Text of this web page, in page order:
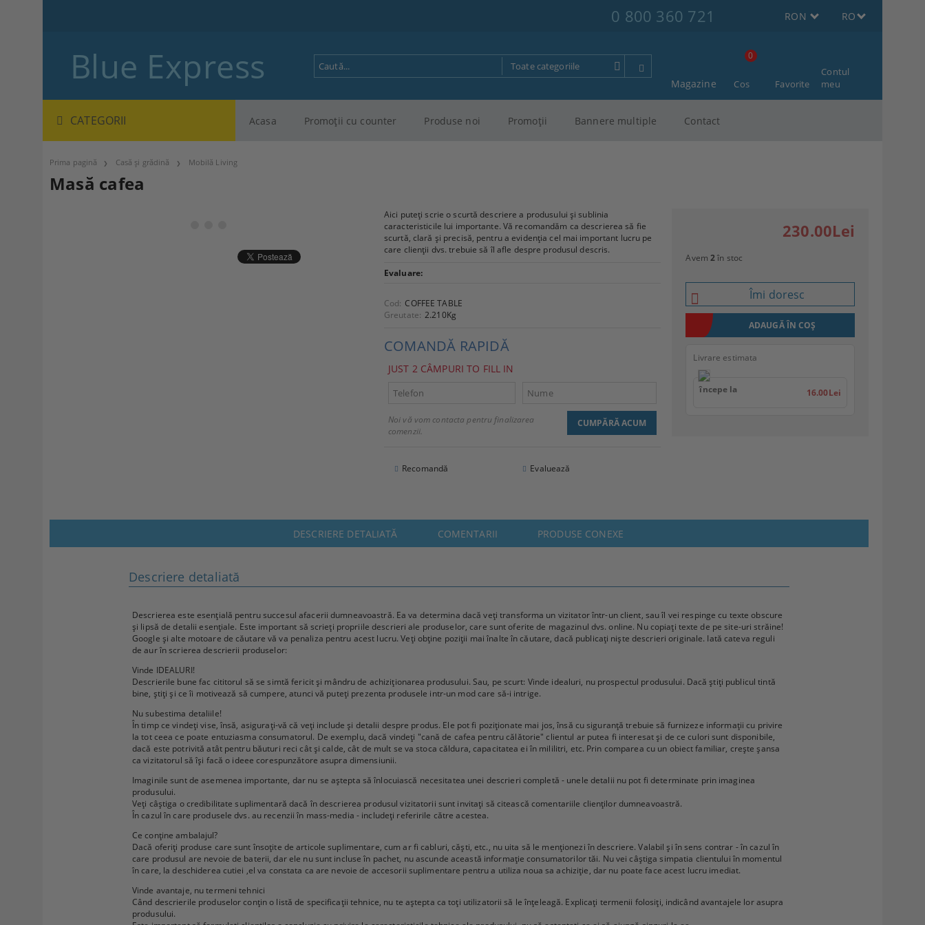
0 800 360 721 RON RO
Blue Express Magazine Cos
0
Favorite
Contul
meu
CATEGORII Acasa Promoţii cu counter Produse noi Promoţii Bannere multiple Contact
Prima pagină Casă și grădină Mobilă Living
Masă cafea
Aici puteți scrie o scurtă descriere a produsului și sublinia
caracteristicile lui importante. Vă recomandăm ca descrierea să fie
scurtă, clară și precisă, pentru a evidenția cel mai important lucru pe
care clienții dvs. trebuie să îl afle despre produsul descris.
Evaluare:
Cod: COFFEE TABLE
Greutate: 2.210Kg
COMANDĂ RAPIDĂ
JUST 2 CÂMPURI TO FILL IN
Noi vă vom contacta pentru finalizarea
comenzii.
Recomandă Evaluează
230.00Lei
Avem 2în stoc
Îmi doresc
Livrare estimata
începe la 16.00Lei
DESCRIERE DETALIATĂ COMENTARII PRODUSE CONEXE
Descriere detaliată
Descrierea este esențială pentru succesul afacerii dumneavoastră. Ea va determina dacă veți transforma un vizitator într-un client, sau îl vei respinge cu texte obscure
și lipsă de detalii esențiale. Este important să scrieți propriile descrieri ale produselor, care sunt oferite de magazinul dvs. online. Nu copiați texte de pe site-uri străine!
Google și alte motoare de căutare vă va penaliza pentru acest lucru. Veți obține poziții mai înalte în căutare, dacă publicați niște descrieri originale. Iată cateva reguli
de aur în scrierea descrierii produselor:
Vinde IDEALURI!
Descrierile bune fac cititorul să se simtă fericit și mândru de achiziționarea produsului. Sau, pe scurt: Vinde idealuri, nu prospectul produsului. Dacă știți publicul tintă
bine, știți și ce îi motivează să cumpere, atunci vă puteți prezenta produsele intr-un mod care să-i intrige.
Nu subestima detaliile!
În timp ce vindeți vise, însă, asigurați-vă că veți include și detalii despre produs. Ele pot fi poziționate mai jos, însă cu siguranță trebuie să furnizeze informații cu privire
la tot ceea ce poate entuziasma consumatorul. De exemplu, dacă vindeți "cană de cafea pentru călătorie" clientul ar putea fi interesat și de ce culori sunt disponibile,
dacă este potrivită atât pentru băuturi reci cât și calde, cât de mult se va stoca căldura, capacitatea ei în mililitri, etc. Prin comparea cu un obiect familiar, crește șansa
ca vizitatorul să își facă o ideee corespunzătore asupra dimensiunii.
Imaginile sunt de asemenea importante, dar nu se aștepta să înlocuiască necesitatea unei descrieri completă - unele detalii nu pot fi determinate prin imaginea
produsului.
Veți câștiga o credibilitate suplimentară dacă în descrierea produsul vizitatorii sunt invitați să citească comentariile clienților dumneavoastră.
În cazul în care produsele dvs. au recenzii în mass-media - includeți referirile către acestea.
Ce conține ambalajul?
Dacă oferiți produse care sunt însoțite de articole suplimentare, cum ar fi cabluri, căști, etc., nu uita să le menționezi în descriere. Valabil și în sens contrar - în cazul în
care produsul are nevoie de baterii, dar ele nu sunt incluse în pachet, nu ascunde această informație consumatorilor tăi. Nu vei câștiga simpatia clientului în momentul
în care, la deschiderea cutiei ,el va constata ca are nevoie de accesorii suplimentare pentru a utiliza noua sa achiziție, dar nu poate face acest lucru imediat.
Vinde avantaje, nu termeni tehnici
Când descrierile produselor conțin o listă de specificații tehnice, nu te aștepta ca toți utilizatorii să le înțeleagă. Explicați termenii folosiți, indicând avantajele lor asupra
produsului.